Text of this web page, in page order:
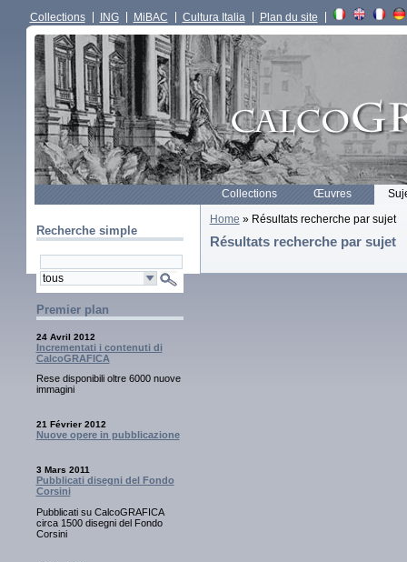
Collections ING MiBAC Cultura Italia Plan du site
Collections Œuvres
Recherche simple
Premier plan
24 Avril 2012
Incrementati i contenuti di
CalcoGRAFICA
Rese disponibili oltre 6000 nuove
immagini
21 Février 2012
Nuove opere in pubblicazione
3 Mars 2011
Pubblicati disegni del Fondo
Corsini
Pubblicati su CalcoGRAFICA
circa 1500 disegni del Fondo
Corsini
Home » Résultats recherche par sujet
Résultats recherche par sujet